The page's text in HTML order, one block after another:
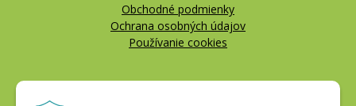
Obchodné podmienky
Ochrana osobných údajov
Používanie cookies